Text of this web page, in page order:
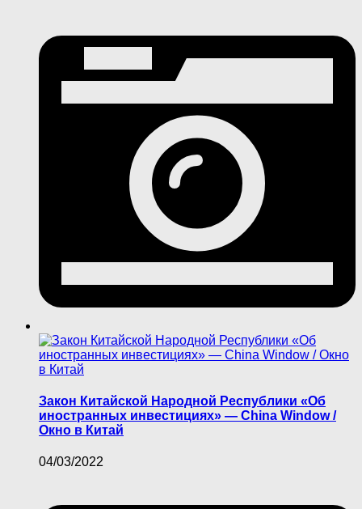
Закон Китайской Народной Республики «Об
иностранных инвестициях» — China Window /
Окно в Китай
04/03/2022